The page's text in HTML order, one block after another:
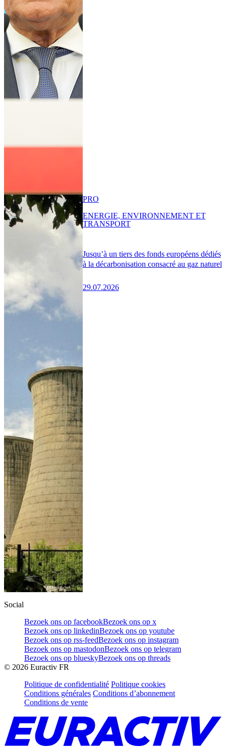
Jusqu’à un tiers des fonds européens dédiés
à la décarbonisation consacré au gaz naturel
29.07.2026
PRO
ENERGIE, ENVIRONNEMENT ET
TRANSPORT
Social
Bezoek ons op facebookBezoek ons op x
Bezoek ons op linkedinBezoek ons op youtube
Bezoek ons op rss-feedBezoek ons op instagram
Bezoek ons op mastodonBezoek ons op telegram
Bezoek ons op blueskyBezoek ons op threads
© 2026 Euractiv FR
Politique de confidentialité Politique cookies
Conditions générales Conditions d’abonnement
Conditions de vente